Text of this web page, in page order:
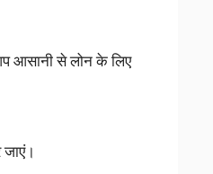
आसानी से लोन के लिए